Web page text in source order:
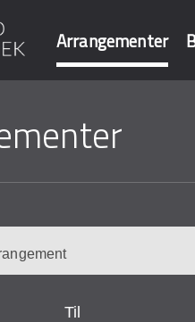
Arrangementer
Søk i våre
Til